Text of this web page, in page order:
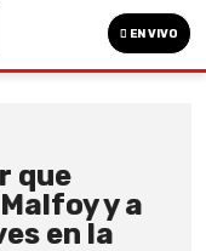
EN VIVO
que
y a
en la